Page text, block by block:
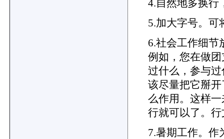
4.自然地多换行
5.加大字号。可
6.社会工作细节
例如，您在做
过什么，参与
该尽量把它掰
么作用。这样
行就可以了。
7.暑期工作。作